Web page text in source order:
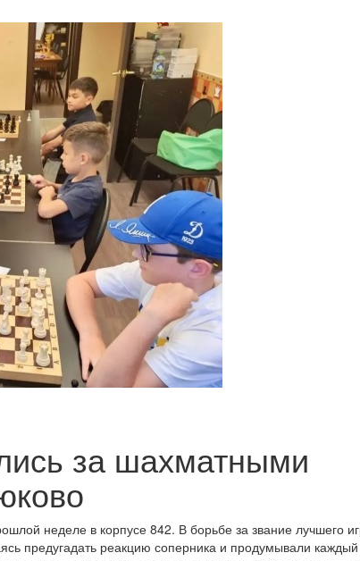
за шахматными
неделе в корпусе 842. В борьбе за звание лучшего
предугадать реакцию соперника и продумывали